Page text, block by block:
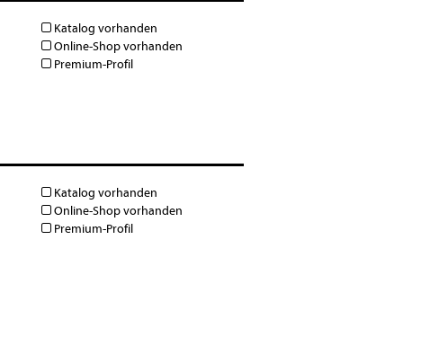
Katalog vorhanden
Online-Shop vorhanden
Premium-Profil
Katalog vorhanden
Online-Shop vorhanden
Premium-Profil